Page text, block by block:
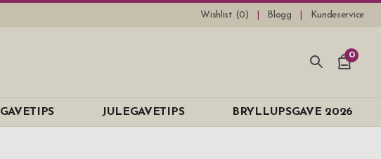
Wishlist (0) Blogg Kundeservice
0
GAVETIPS JULEGAVETIPS BRYLLUPSGAVE 2026